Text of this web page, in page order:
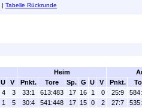
| Tabelle Rückrunde
Heim
U V Pnkt. Tore Sp. G U V Pnkt.
4 3 33:1 613:483 17 16 1 0 25:9
1 5 30:4 541:448 17 15 0 2 27:7